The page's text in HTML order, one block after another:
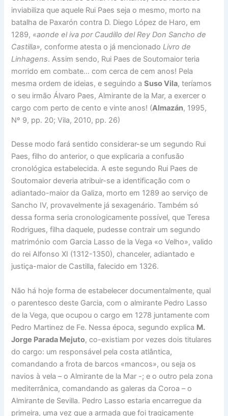
inviabiliza que aquele Rui Paes seja o mesmo, morto na
batalha de Paxarón contra D. Diego López de Haro, em
1289, «aonde el iva por Caudillo del Rey Don Sancho de
Castilla»,conforme atesta o já mencionadoLivro de
Linhagens. Assim sendo, Rui Paes de Soutomaior teria
morrido em combate… com cerca de cem anos! Pela
mesma ordem de ideias, e seguindo aSuso Vila, teríamos
o seu irmão Álvaro Paes, Almirante de la Mar, a exercer o
cargo com perto de cento e vinte anos! (Almazán, 1995,
Nº 9, pp. 20; Vila, 2010, pp. 26)
Desse modo fará sentido considerar-se um segundo Rui
Paes, filho do anterior, o que explicaria a confusão
cronológica estabelecida. A este segundo Rui Paes de
Soutomaior deveria atribuir-se a identificação com o
adiantado-maior da Galiza, morto em 1289 ao serviço de
Sancho IV, provavelmente já sexagenário. Também só
dessa forma seria cronologicamente possível, que Teresa
Rodrigues, filha daquele, pudesse contrair um segundo
matrimónio com Garcia Lasso de la Vega «o Velho», valido
do rei Alfonso XI (1312-1350), chanceler, adiantado e
justiça-maior de Castilla, falecido em 1326.
Não há hoje forma de estabelecer documentalmente, qual
o parentesco deste Garcia, com o almirante Pedro Lasso
de la Vega, que ocupou o cargo em 1278 juntamente com
Pedro Martinez de Fe. Nessa época, segundo explica M.
Jorge Parada Mejuto, co-existiam por vezes dois titulares
do cargo: um responsável pela costa atlântica,
comandando a frota de barcos «mancos», ou seja os
navios à vela – o Almirante de la Mar -; e o outro pela zona
mediterrânica, comandando as galeras da Coroa – o
Almirante de Sevilla. Pedro Lasso estaria encarregue da
primeira, uma vez que a armada que foi tragicamente